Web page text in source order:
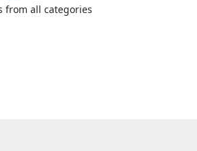
from all categories